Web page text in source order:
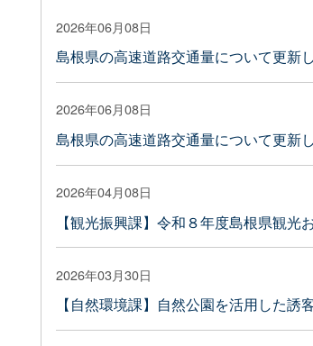
2026年06月08日
島根県の高速道路交通量について更新
2026年06月08日
島根県の高速道路交通量について更新
2026年04月08日
【観光振興課】令和８年度島根県観
2026年03月30日
【自然環境課】自然公園を活用した